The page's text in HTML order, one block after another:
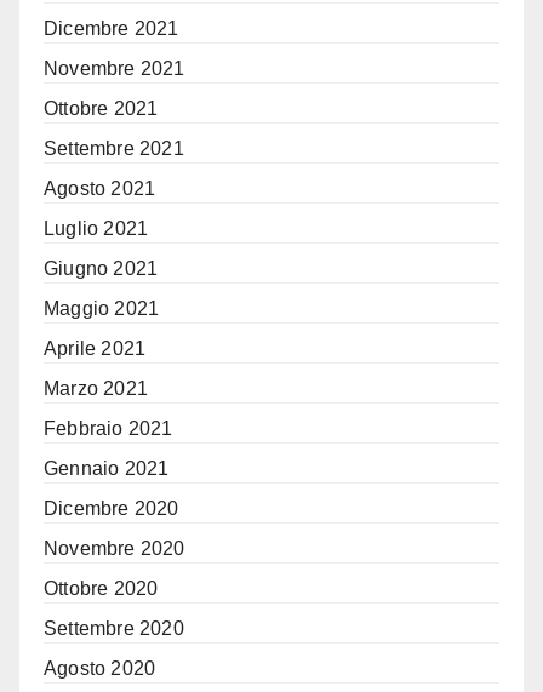
Dicembre 2021
Novembre 2021
Ottobre 2021
Settembre 2021
Agosto 2021
Luglio 2021
Giugno 2021
Maggio 2021
Aprile 2021
Marzo 2021
Febbraio 2021
Gennaio 2021
Dicembre 2020
Novembre 2020
Ottobre 2020
Settembre 2020
Agosto 2020